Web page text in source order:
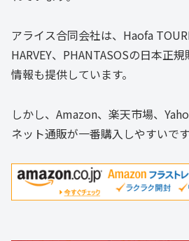
アライス合同会社は、Haofa
HARVEY、PHANTASOSの日本正
情報も提供しています。
しかし、Amazon、楽天市場、
ネット通販が一番購入しやすいです